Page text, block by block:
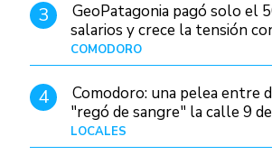
3
GeoPatagonia pagó solo el
salarios y crece la tensión
COMODORO
4
Comodoro: una pelea entre
"regó de sangre" la calle 9
LOCALES